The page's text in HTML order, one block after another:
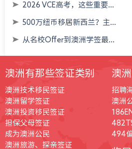
2026 VCE高考，这些重要...
500万纽币移居新西兰？主...
从名校Offer到澳洲学签最...
澳洲有那些签证类别
澳洲技术移民签证
澳洲留学签证
澳洲投资移民签证
担保父母签证
成为澳洲公民
澳洲旅游、探亲签证
澳
招聘
澳洲
494